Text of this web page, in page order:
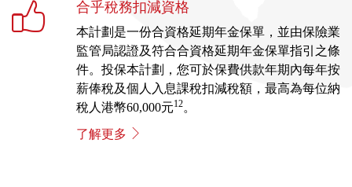
合乎稅務扣減資格
本計劃是一份合資格延期年金保單，並由保險業
監管局認證及符合合資格延期年金保單指引之條
件。投保本計劃，您可於保費供款年期內每年按
薪俸稅及個人入息課稅扣減稅額，最高為每位納
稅人港幣60,000元12。
了解更多